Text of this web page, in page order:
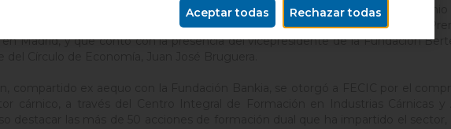
general de FECIC, Josep Collado, recogió el miércoles por la noche el premio
de Otras organizaciones, en el acto de entrega de los ganadores del II
Madrid, y que contó con la presencia del vicepresidente de la Fundación
Rechazar todas
Aceptar todas